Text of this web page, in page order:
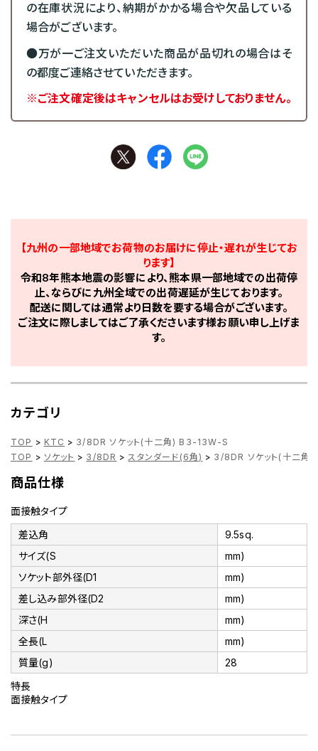
の在庫状況により、納期がかかる場合や欠品している
場合がございます。
●万が一ご注文いただいた商品が品切れの場合はそ
の都度ご連絡させていただきます。
※ご注文確定後はキャンセルはお受けしておりません。
【九州の一部地域でお荷物のお届けに停止・遅れが生じてお
ります】
令和8年熊本地震の影響により、熊本県一部地域での出荷停
止、ならびに九州全域での出荷遅延が生じております。
配送に関しては通常より日数を要する場合がございます。
ご注文に際しましてはご了承くださいます様お願い申し上げま
す。
カテゴリ
TOP > KTC > 3/8DR ソケット(十二角) B3-13W-S
TOP > ソケット > 3/8DR > スタンダード(6角) > 3/8DR ソケット(十二
商品仕様
面接触タイプ
差込角
9.5sq.
サイズ(S
mm)
ソケット部外径(D1
mm)
差し込み部外径(D2
mm)
深さ(H
mm)
全長(L
mm)
質量(g)
28
特長
面接触タイプ